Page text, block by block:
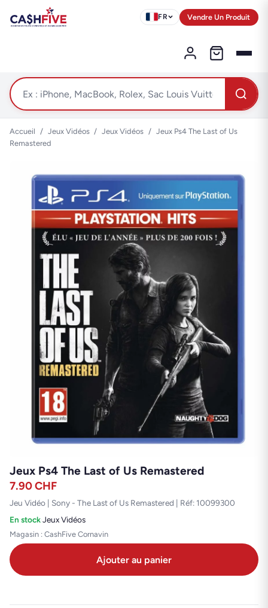
FR Vendre Un Produit
Accueil / Jeux Vidéos / Jeux Vidéos / Jeux Ps4 The Last of Us
Remastered
Jeux Ps4 The Last of Us Remastered
7.90CHF
Jeu Vidéo | Sony - The Last of Us Remastered | Réf: 10099300
En stock·Jeux Vidéos
Magasin : CashFive Cornavin
Ajouter au panier